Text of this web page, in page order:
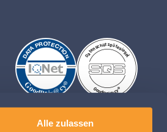
Alle zulassen